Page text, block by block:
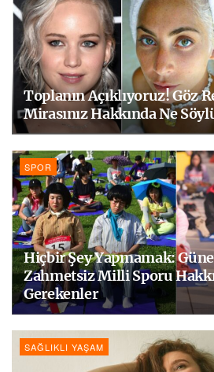
Toplanın Açıklıyoruz! Göz
Mirasınız Hakkında Ne
SPOR
Hiçbir Şey Yapmamak:
Zahmetsiz Milli Sporu
Gerekenler
SAĞLIKLI YAŞAM